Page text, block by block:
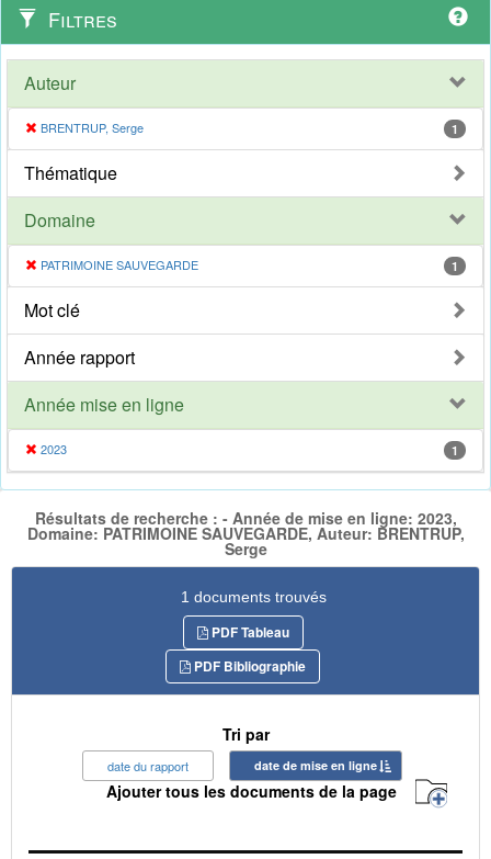
Filtres
Auteur
BRENTRUP, Serge 1
Thématique
Domaine
PATRIMOINE SAUVEGARDE 1
Mot clé
Année rapport
Année mise en ligne
2023 1
Résultats de recherche : - Année de mise en ligne: 2023,
Domaine: PATRIMOINE SAUVEGARDE, Auteur: BRENTRUP,
Serge
1 documents trouvés
PDF Tableau
PDF Bibliographie
Tri par
date du rapport date de mise en ligne
Ajouter tous les documents de la page